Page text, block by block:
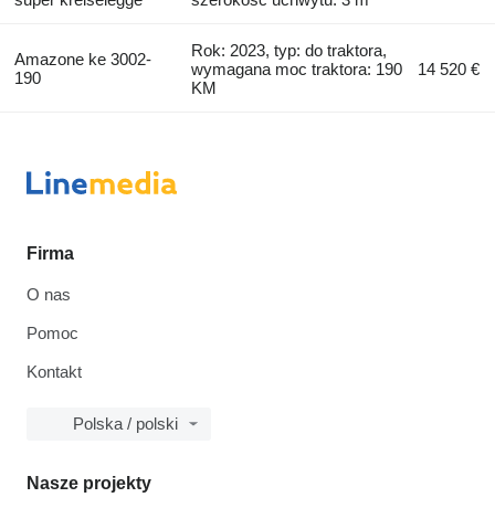
Amazone ke 3002-
190
Rok: 2023, typ: do traktora,
wymagana moc traktora: 190
KM
14 520 €
Firma
O nas
Pomoc
Kontakt
Polska / polski
Nasze projekty